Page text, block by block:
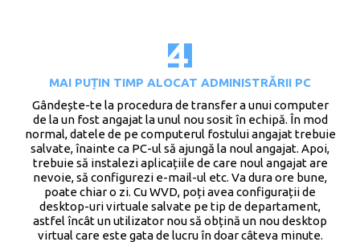
MAI PUȚIN TIMP ALOCAT ADMINISTRĂRII PC
Gândește-te la procedura de transfer a unui computer
de la un fost angajat la unul nou sosit în echipă. În mod
normal, datele de pe computerul fostului angajat trebuie
salvate, înainte ca PC-ul să ajungă la noul angajat. Apoi,
trebuie să instalezi aplicațiile de care noul angajat are
nevoie, să configurezi e-mail-ul etc. Va dura ore bune,
poate chiar o zi. Cu WVD, poți avea configurații de
desktop-uri virtuale salvate pe tip de departament,
astfel încât un utilizator nou să obțină un nou desktop
virtual care este gata de lucru în doar câteva minute.